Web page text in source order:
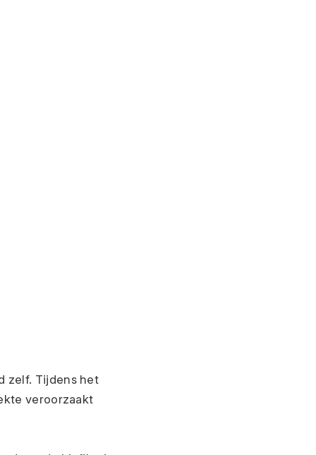
zelf. Tijdens het
veroorzaakt